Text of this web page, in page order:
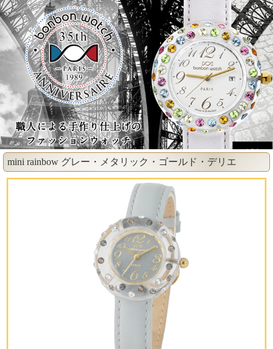
mini rainbow グレー・メタリック・ゴールド・デリエ